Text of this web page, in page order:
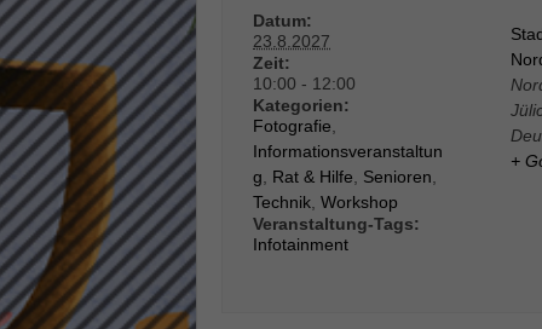
Datum:
23.8.2027
Zeit:
10:00 - 12:00
Kategorien:
Fotografie
Informationsveranstaltun
g
Rat & Hilfe Senioren
Technik ,Workshop
Veranstaltung-Tags:
Infotainment
+
wie